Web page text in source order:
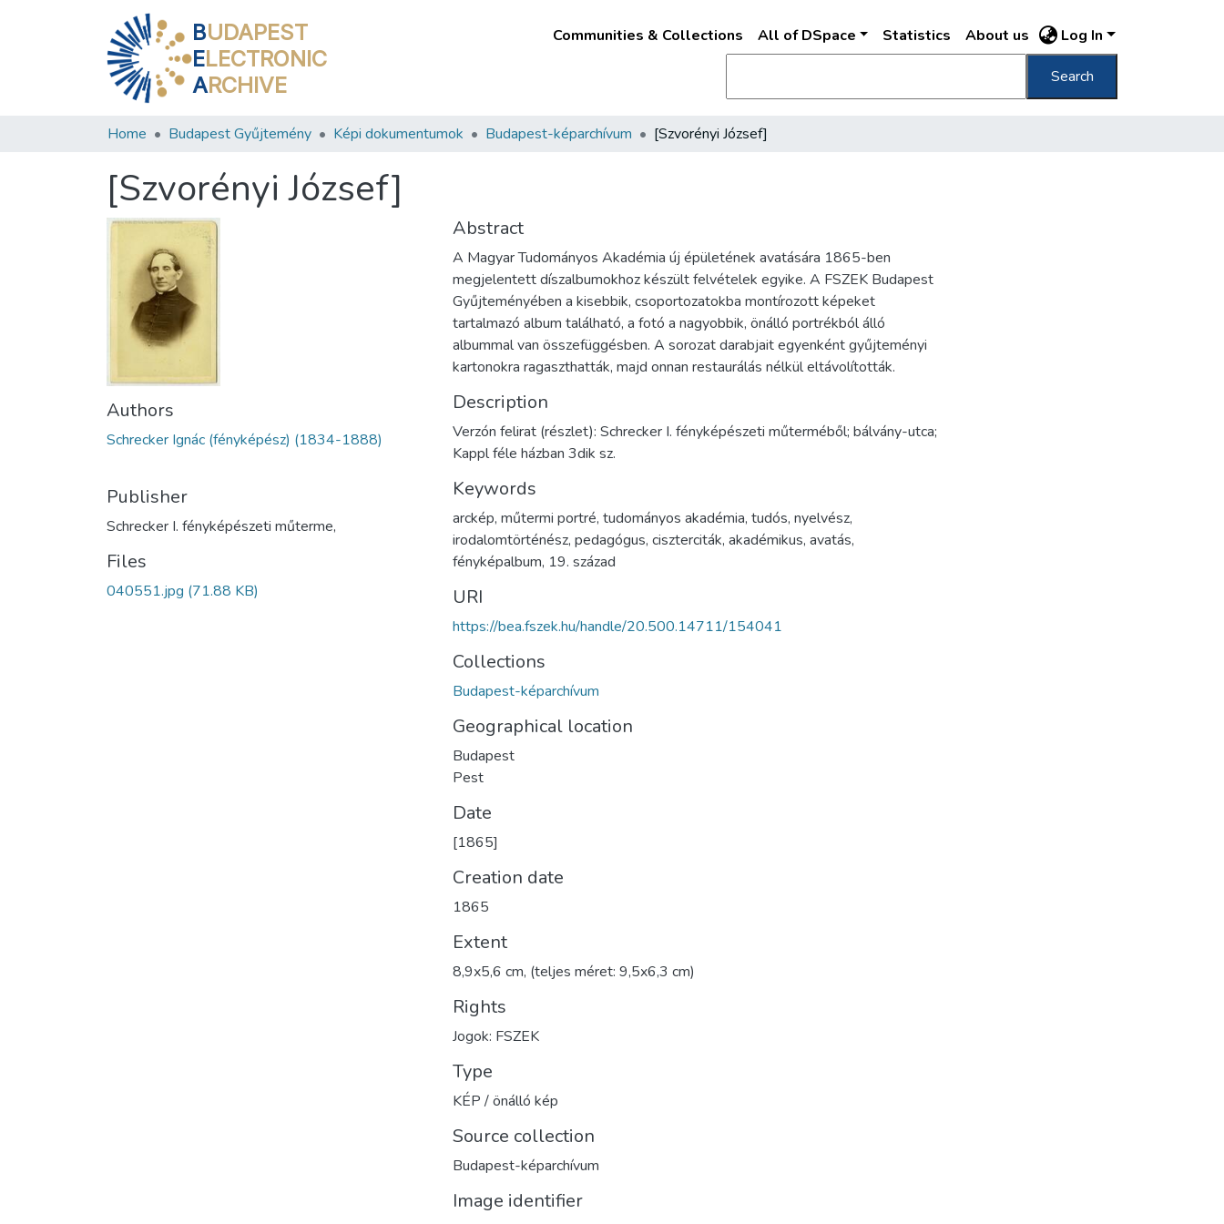
BUDAPEST
ELECTRONIC
ARCHIVE
Communities & Collections All of DSpace Statistics About us Log In
Search
Home Budapest Gyűjtemény Képi dokumentumok Budapest-képarchívum [Szvorényi József]
[Szvorényi József]
Authors
Schrecker Ignác (fényképész) (1834-1888)
Publisher
Schrecker I. fényképészeti műterme,
Files
040551.jpg (71.88 KB)
Abstract
A Magyar Tudományos Akadémia új épületének avatására 1865-ben
megjelentett díszalbumokhoz készült felvételek egyike. A FSZEK Budapest
Gyűjteményében a kisebbik, csoportozatokba montírozott képeket
tartalmazó album található, a fotó a nagyobbik, önálló portrékból álló
albummal van összefüggésben. A sorozat darabjait egyenként gyűjteményi
kartonokra ragaszthatták, majd onnan restaurálás nélkül eltávolították.
Description
Verzón felirat (részlet): Schrecker I. fényképészeti műterméből; bálvány-utca;
Kappl féle házban 3dik sz.
Keywords
arckép, műtermi portré, tudományos akadémia, tudós, nyelvész,
irodalomtörténész, pedagógus, ciszterciták, akadémikus, avatás,
fényképalbum, 19. század
URI
https://bea.fszek.hu/handle/20.500.14711/154041
Collections
Budapest-képarchívum
Geographical location
Budapest
Pest
Date
[1865]
Creation date
1865
Extent
8,9x5,6 cm, (teljes méret: 9,5x6,3 cm)
Rights
Jogok: FSZEK
Type
KÉP / önálló kép
Source collection
Budapest-képarchívum
Image identifier